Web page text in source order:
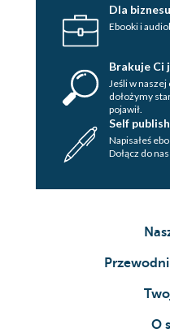
Dla
Ebooki i
Brakuje Ci
Jeśli w
dołożymy
pojawił.
Self
Napisałeś
Dołącz do
O